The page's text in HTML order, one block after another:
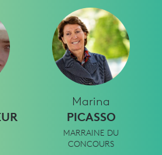
Marina
PICASSO
MARRAINE DU
CONCOURS